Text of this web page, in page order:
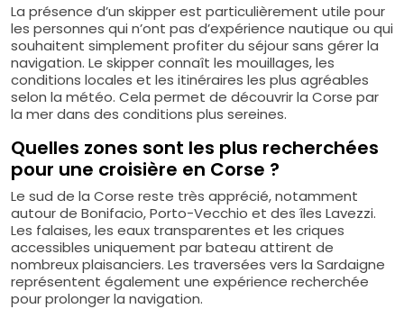
La présence d’un skipper est particulièrement utile pour
les personnes qui n’ont pas d’expérience nautique ou qui
souhaitent simplement profiter du séjour sans gérer la
navigation. Le skipper connaît les mouillages, les
conditions locales et les itinéraires les plus agréables
selon la météo. Cela permet de découvrir la Corse par
la mer dans des conditions plus sereines.
Quelles zones sont les plus recherchées
pour une croisière en Corse ?
Le sud de la Corse reste très apprécié, notamment
autour de Bonifacio, Porto-Vecchio et des îles Lavezzi.
Les falaises, les eaux transparentes et les criques
accessibles uniquement par bateau attirent de
nombreux plaisanciers. Les traversées vers la Sardaigne
représentent également une expérience recherchée
pour prolonger la navigation.